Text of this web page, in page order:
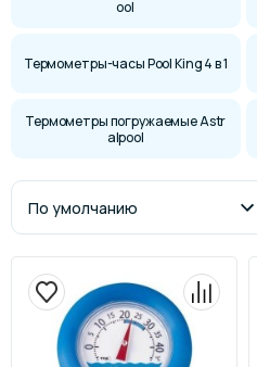
ool
Термометры-часы Pool King 4 в 1
Термометры погружаемые Astr
alpool